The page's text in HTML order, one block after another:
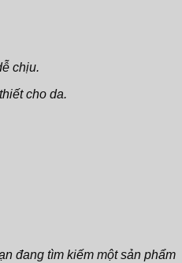
chịu.
cho da.
đang tìm kiếm một sản phẩm